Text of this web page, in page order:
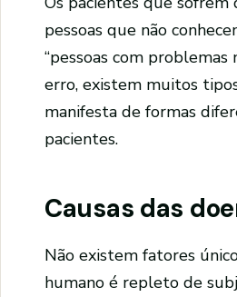
pessoas que não
“pessoas com
erro, existem muitos
manifesta de formas
pacientes.
Causas das
Não existem fatores
humano é repleto de